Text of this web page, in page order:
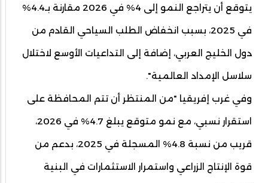
يتوقع أن يتراجع النمو إلى 4% في 2026 مقارنة بـ4.4%
في 2025، بسبب انخفاض الطلب السياحي القادم من
دول الخليج العربي، إضافة إلى التداعيات الأوسع لاختلال
سلاسل الإمداد العالمية".
وفي غرب إفريقيا "من المنتظر أن تتم المحافظة على
استقرار نسبي، مع نمو متوقع يبلغ 4.7% في 2026،
قريب من نسبة 4.8% المسجلة في 2025، بدعم من
قوة الإنتاج الزراعي واستمرار الاستثمارات في البنية